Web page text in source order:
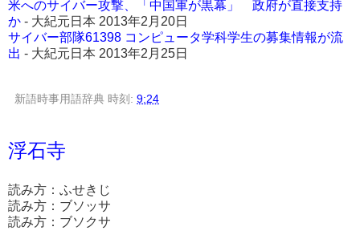
米へのサイバー攻撃、「中国軍が黒幕」 政府が直接支持
か - 大紀元日本 2013年2月20日
サイバー部隊61398 コンピュータ学科学生の募集情報が流
出 - 大紀元日本 2013年2月25日
新語時事用語辞典 時刻: 9:24
浮石寺
読み方：ふせきじ
読み方：ブソッサ
読み方：ブソクサ